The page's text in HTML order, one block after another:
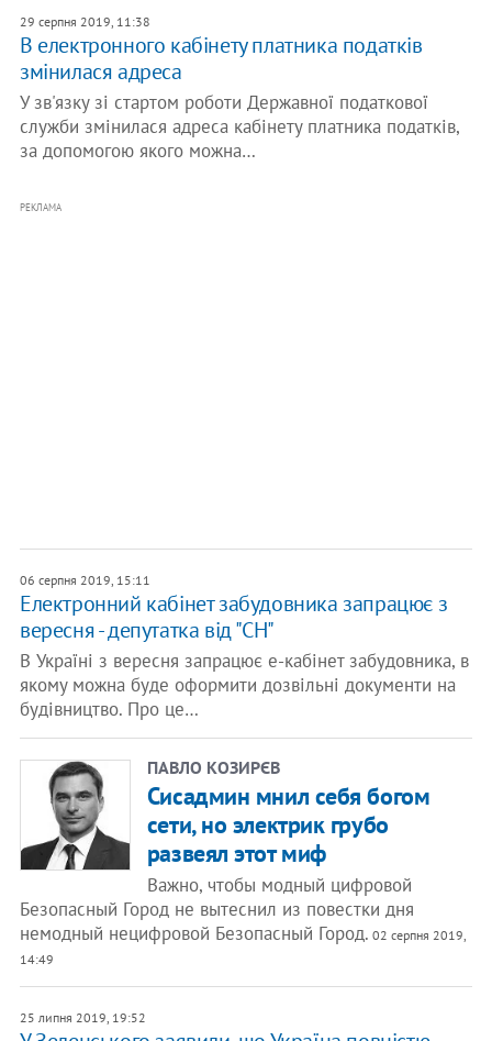
29 серпня 2019, 11:38
В електронного кабінету платника податків
змінилася адреса
У зв'язку зі стартом роботи Державної податкової
служби змінилася адреса кабінету платника податків,
за допомогою якого можна…
РЕКЛАМА
06 серпня 2019, 15:11
Електронний кабінет забудовника запрацює з
вересня - депутатка від "СН"
В Україні з вересня запрацює е-кабінет забудовника, в
якому можна буде оформити дозвільні документи на
будівництво. Про це…
ПАВЛО КОЗИРЄВ
Сисадмин мнил себя богом
сети, но электрик грубо
развеял этот миф
Важно, чтобы модный цифровой
Безопасный Город не вытеснил из повестки дня
немодный нецифровой Безопасный Город. 02 серпня 2019,
14:49
25 липня 2019, 19:52